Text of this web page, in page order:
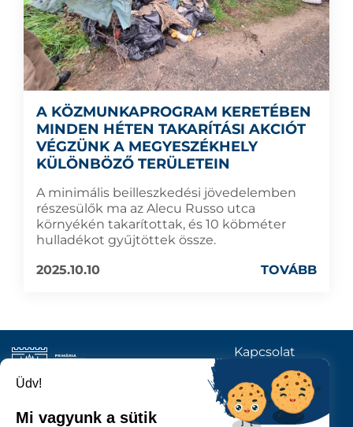
A KÖZMUNKAPROGRAM KERETÉBEN
MINDEN HÉTEN TAKARÍTÁSI AKCIÓT
VÉGZÜNK A MEGYESZÉKHELY
KÜLÖNBÖZŐ TERÜLETEIN
A minimális beilleszkedési jövedelemben
részesülők ma az Alecu Russo utca
környékén takarítottak, és 10 köbméter
hulladékot gyűjtöttek össze.
2025.10.10
TOVÁBB
Kapcsolat
KÖVESSENEK
Üdv!
Mi vagyunk a sütik